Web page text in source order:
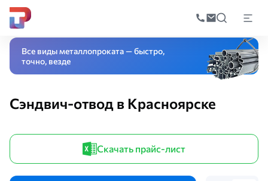
по
Главная Дымоходы из
Все виды металлопроката — быстро,
точно, везде
Сэндвич-отвод в Красноярске
Скачать прайс-лист